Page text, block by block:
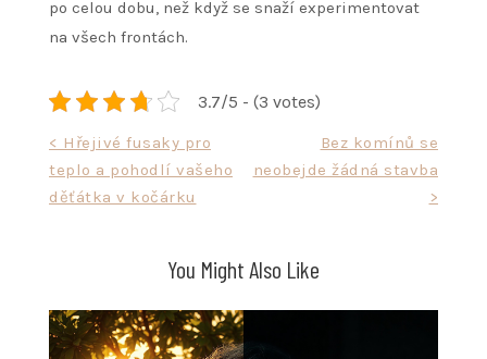
po celou dobu, než když se snaží experimentovat
na všech frontách.
3.7/5 - (3 votes)
Navigace
příspěvek
< Hřejivé fusaky pro
teplo a pohodlí vašeho
děťátka v kočárku
Bez komínů se
neobejde žádná stavba
>
You Might Also Like